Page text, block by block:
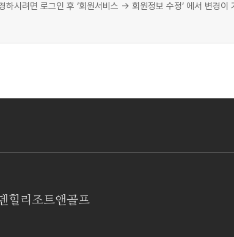
하시려면 로그인 후 ‘회원서비스 → 회원정보 수정’ 에서 변경이
힐리조트앤골프